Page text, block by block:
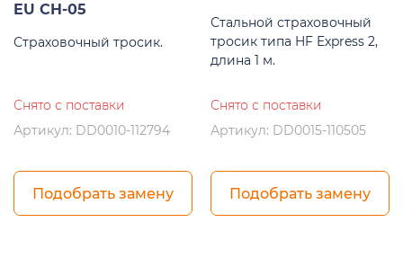
EU CH-05
Страховочный тросик.
Снято с поставки
Артикул: DD0010-112794
Подобрать замену
Стальной страховочный
тросик типа HF Express 2,
длина 1 м.
Снято с поставки
Артикул: DD0015-110505
Подобрать замену